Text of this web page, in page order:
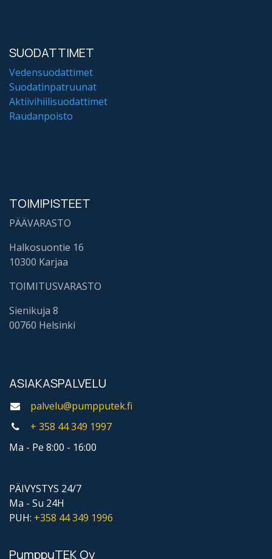
SUODATTIMET
Vedensuodattimet
Suodatinpatruunat
Aktiivihiilisuodattimet
Raudanpoisto
TOIMIPISTEET
PÄÄVARASTO
Halkosuontie 16
10300 Karjaa
TOIMITUSVARASTO
Sienikuja 8
00760 Helsinki
ASIAKASPALVELU
palvelu@pumpputek.fi
+ 358 44 349 1997
Ma - Pe 8:00 - 16:00
PÄIVYSTYS 24/7
Ma - Su 24H
PUH: +358 44349 1996
PumppuTEK Oy